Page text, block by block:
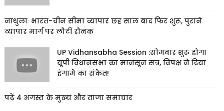
नाथुलाः भारत-चीन सीमा व्यापार छह साल बाद फिर शुरू, पुराने
व्यापार मार्ग पर लौटी रौनक
UP Vidhansabha Session :सोमवार शुरू होगा
यूपी विधानसभा का मानसून सत्र, विपक्ष ने दिया
हंगामे का संकेत!
पढ़ें 4 अगस्त के मुख्य और ताजा समाचार